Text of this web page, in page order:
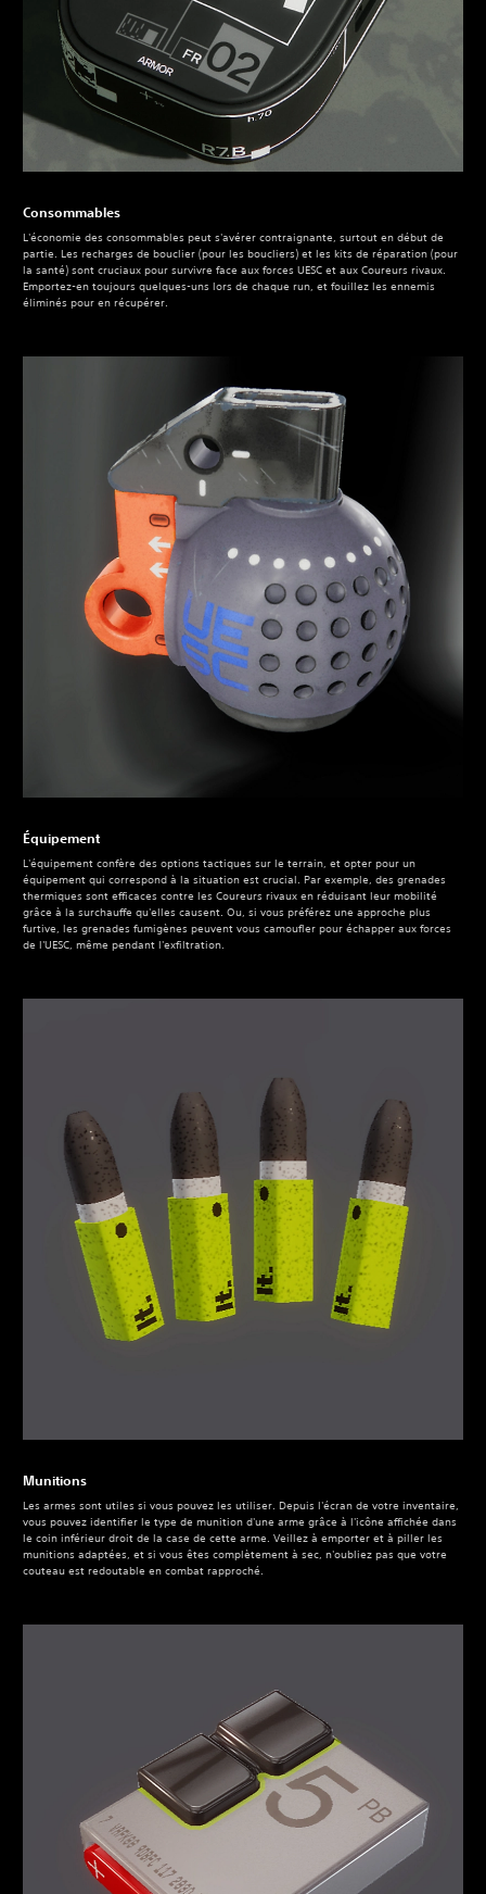
Consommables
L'économie des consommables peut s'avérer contraignante, surtout en début de
partie. Les recharges de bouclier (pour les boucliers) et les kits de réparation (pour
la santé) sont cruciaux pour survivre face aux forces UESC et aux Coureurs rivaux.
Emportez-en toujours quelques-uns lors de chaque run, et fouillez les ennemis
éliminés pour en récupérer.
Équipement
L'équipement confère des options tactiques sur le terrain, et opter pour un
équipement qui correspond à la situation est crucial. Par exemple, des grenades
thermiques sont efficaces contre les Coureurs rivaux en réduisant leur mobilité
grâce à la surchauffe qu'elles causent. Ou, si vous préférez une approche plus
furtive, les grenades fumigènes peuvent vous camoufler pour échapper aux forces
de l'UESC, même pendant l'exfiltration.
Munitions
Les armes sont utiles si vous pouvez les utiliser. Depuis l'écran de votre inventaire,
vous pouvez identifier le type de munition d'une arme grâce à l'icône affichée dans
le coin inférieur droit de la case de cette arme. Veillez à emporter et à piller les
munitions adaptées, et si vous êtes complètement à sec, n'oubliez pas que votre
couteau est redoutable en combat rapproché.